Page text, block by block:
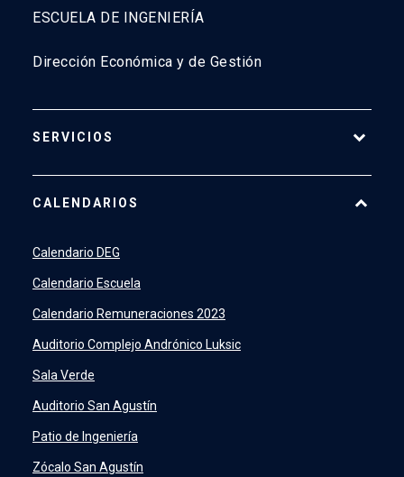
ESCUELA DE INGENIERÍA
Dirección Económica y de Gestión
SERVICIOS
SIDINGlaunch
Academic Intelligence
PeopleSoftlaunch
ERPlaunch
CALENDARIOS
Calendario DEG
Calendario Escuela
Calendario Remuneraciones 2023
Auditorio Complejo Andrónico Luksic
Sala Verde
Auditorio San Agustín
Patio de Ingeniería
Zócalo San Agustín